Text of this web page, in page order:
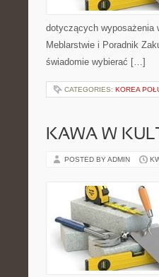
dotyczących wyposażenia
Meblarstwie i Poradnik
świadomie wybierać […]
CATEGORIES: KOREA
KAWA W
POSTED BY ADMIN